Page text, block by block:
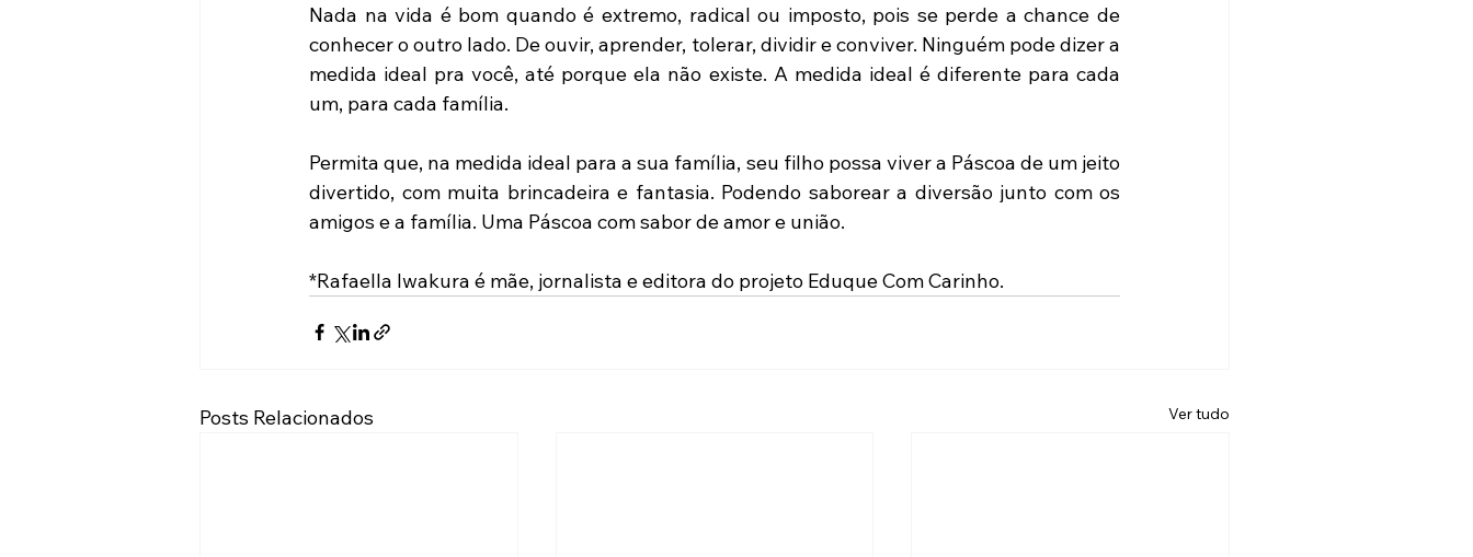
Nada na vida é bom quando é extremo, radical ou imposto, pois se perde a chance de
conhecer o outro lado. De ouvir, aprender, tolerar, dividir e conviver. Ninguém pode dizer a
medida ideal pra você, até porque ela não existe. A medida ideal é diferente para cada
um, para cada família.
Permita que, na medida ideal para a sua família, seu filho possa viver a Páscoa de um jeito
divertido, com muita brincadeira e fantasia. Podendo saborear a diversão junto com os
amigos e a família. Uma Páscoa com sabor de amor e união.
*Rafaella Iwakura é mãe, jornalista e editora do projeto Eduque Com Carinho.
Posts Relacionados Ver tudo